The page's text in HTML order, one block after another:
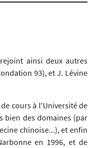
ainsi deux autres
93), et J. Lévine
cours à l'Université de
bien des domaines (par
chinoise...), et enfin
en 1996, et de